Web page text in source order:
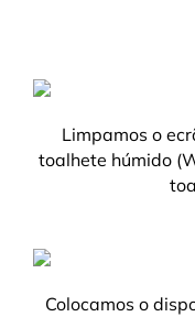
Limpamos o
toalhete húmido
Colocamos o